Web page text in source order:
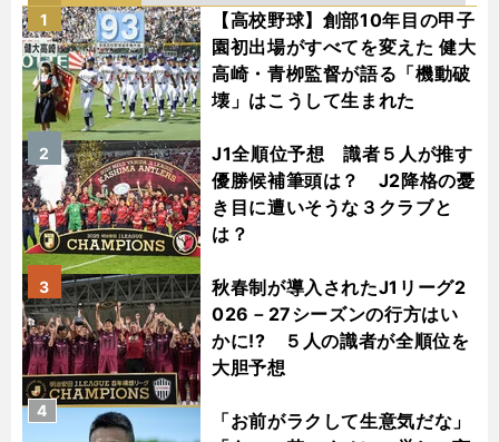
【高校野球】創部10年目の甲子
園初出場がすべてを変えた 健大
高崎・青栁監督が語る「機動破
壊」はこうして生まれた
1
J1全順位予想 識者５人が推す
優勝候補筆頭は？ J2降格の憂
き目に遭いそうな３クラブと
は？
2
秋春制が導入されたJ1リーグ2
026－27シーズンの行方はい
かに!? ５人の識者が全順位を
大胆予想
3
「お前がラクして生意気だな」
4